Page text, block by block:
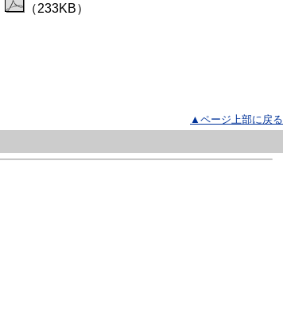
（233KB）
▲ページ上部に戻る